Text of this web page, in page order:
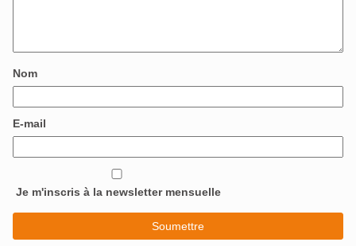
Nom
E-mail
Je m'inscris à la newsletter mensuelle